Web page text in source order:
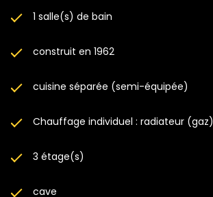
1 salle(s) de bain
construit en 1962
cuisine séparée (semi-équipée)
Chauffage individuel : radiateur (gaz)
3 étage(s)
cave